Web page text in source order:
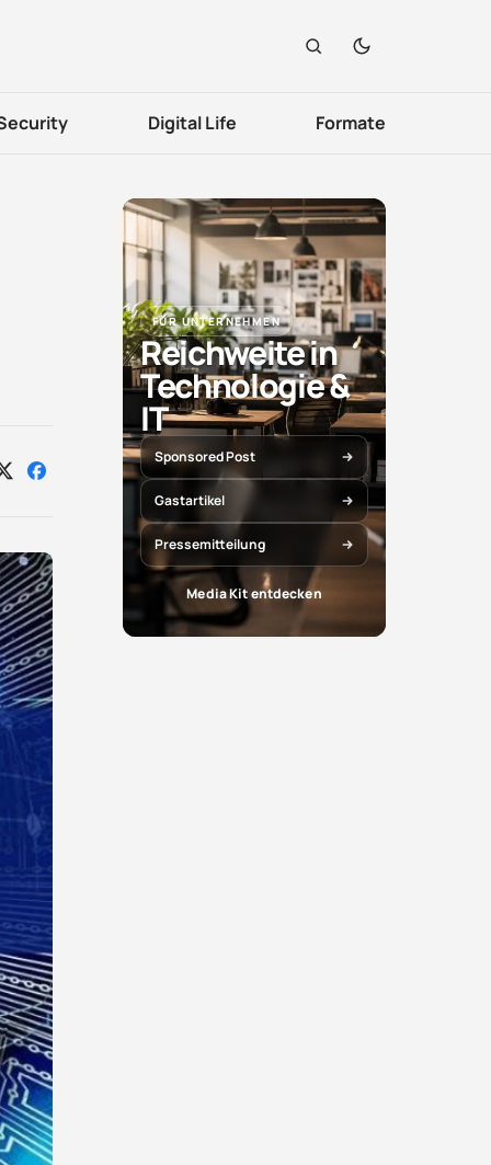
Digital Life Formate
Auf Auf
FÜR UNTERNEHMEN
Reichweite in
Technologie &
IT
Sponsored Post
Gastartikel
Pressemitteilung
Media Kit entdecken